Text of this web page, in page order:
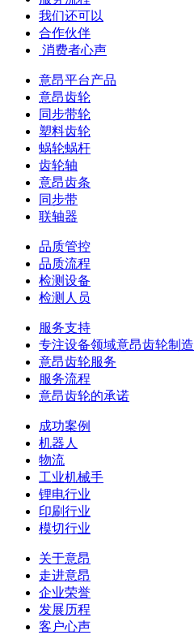
我们还可以
合作伙伴
​ 消费者心声
意昂平台产品
意昂齿轮
同步带轮
塑料齿轮
蜗轮蜗杆
齿轮轴
意昂齿条
同步带
联轴器
品质管控
品质流程
检测设备
检测人员
服务支持
专注设备领域意昂齿轮制造
意昂齿轮服务
服务流程
意昂齿轮的承诺
成功案例
机器人
物流
工业机械手
锂电行业
印刷行业
模切行业
关于意昂
走进意昂
企业荣誉
发展历程
客户心声